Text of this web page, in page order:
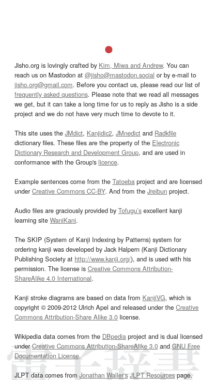
Jisho.org is lovingly crafted by Kim, Miwa and Andrew. You can
reach us on Mastodon at @jisho@mastodon.social or by e-mail to
jisho.org@gmail.com. Before you contact us, please read our list of
frequently asked questions. Please note that we read all messages
we get, but it can take a long time for us to reply as Jisho is a side
project and we do not have very much time to devote to it.
This site uses the JMdict, Kanjidic2, JMnedict and Radkfile
dictionary files. These files are the property of the Electronic
Dictionary Research and Development Group, and are used in
conformance with the Group's licence.
Example sentences come from the Tatoeba project and are licensed
underCreative Commons CC-BY. And from the Jreibun project.
Audio files are graciously provided by Tofugu’s excellent kanji
learning site WaniKani.
The SKIP (System of Kanji Indexing by Patterns) system for
ordering kanji was developed by Jack Halpern (Kanji Dictionary
Publishing Society at http://www.kanji.org/), and is used with his
permission. The license is Creative Commons Attribution-
ShareAlike 4.0 International.
Kanji stroke diagrams are based on data from KanjiVG, which is
copyright © 2009-2012 Ulrich Apel and released under the Creative
Commons Attribution-Share Alike 3.0 license.
Wikipedia data comes from the DBpedia project and is dual licensed
underCreative Commons Attribution-ShareAlike 3.0and GNU Free
Documentation License.
JLPT data comes from Jonathan Waller‘s JLPT Resourcespage.